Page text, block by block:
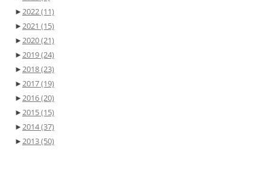
►2022(11)
►2021 (15)
►2020(21)
►2019(24)
►2018(23)
►2017(19)
►2016(20)
►2015(15)
►2014(37)
►2013(50)